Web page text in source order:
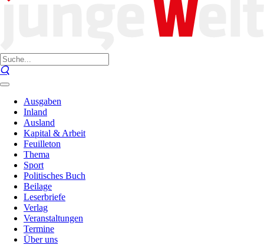
Ausgaben
Inland
Ausland
Kapital & Arbeit
Feuilleton
Thema
Sport
Politisches Buch
Beilage
Leserbriefe
Verlag
Veranstaltungen
Termine
Über uns